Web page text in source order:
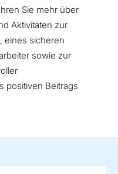
Sie mehr über
Aktivitäten zur
eines sicheren
sowie zur
positiven Beitrags